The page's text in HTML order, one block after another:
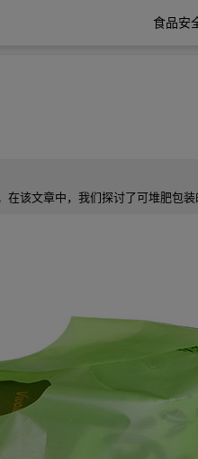
食品安
该文章中，我们探讨了可堆肥包装